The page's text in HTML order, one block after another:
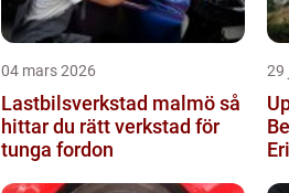
04 mars 2026
Lastbilsverkstad malmö så
hittar du rätt verkstad för
tunga fordon
29